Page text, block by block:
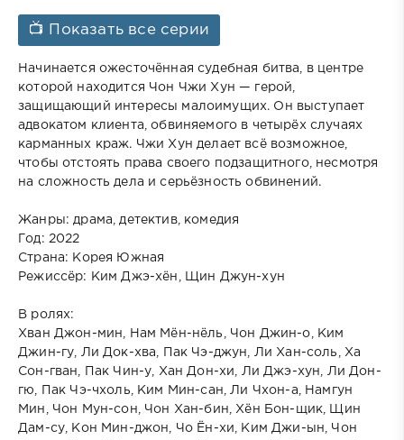
📺 Показать все серии
Начинается ожесточённая судебная битва, в центре
которой находится Чон Чжи Хун — герой,
защищающий интересы малоимущих. Он выступает
адвокатом клиента, обвиняемого в четырёх случаях
карманных краж. Чжи Хун делает всё возможное,
чтобы отстоять права своего подзащитного, несмотря
на сложность дела и серьёзность обвинений.
Жанры: драма, детектив, комедия
Год: 2022
Страна: Корея Южная
Режиссёр: Ким Джэ-хён, Щин Джун-хун
В ролях:
Хван Джон-мин, Нам Мён-нёль, Чон Джин-о, Ким
Джин-гу, Ли Док-хва, Пак Чэ-джун, Ли Хан-соль, Ха
Сон-гван, Пак Чин-у, Хан Дон-хи, Ли Джэ-хун, Ли Дон-
гю, Пак Чэ-чхоль, Ким Мин-сан, Ли Чхон-а, Намгун
Мин, Чон Мун-сон, Чон Хан-бин, Хён Бон-щик, Щин
Дам-су, Кон Мин-джон, Чо Ён-хи, Ким Джи-ын, Чон